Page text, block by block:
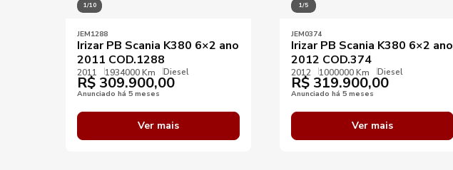
1/10
JEM1288
Irizar PB Scania K380 6×2 ano
2011 COD.1288
2011 1934000 Km Diesel
R$ 309.900,00
Anunciado há 5 meses
Ver mais
1/5
JEM0374
Irizar PB Scania K380 6×2 ano
2012 COD.374
2012 1000000 Km Diesel
R$ 319.900,00
Anunciado há 5 meses
Ver mais